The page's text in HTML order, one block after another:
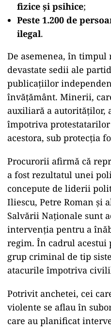
fizice și psihice;
Peste 1.200 de
ilegal.
De asemenea, în
devastate sedii ale
publicațiilor
învățământ. Minerii,
auxiliară a autorităților,
împotriva
acestora, sub protecția
Procurorii afirmă că
a fost rezultatul unei
concepute de liderii
Iliescu, Petre Roman și
Salvării Naționale sunt
intervenția pentru a
regim. În cadrul acestui
grup criminal de tip
atacurile împotriva
Potrivit anchetei, cei
violente se aflau în
care au planificat